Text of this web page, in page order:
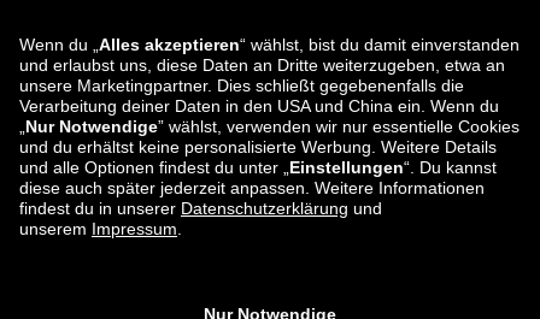
zalando-lounge.lu zalando-lounge.ee
zalando-lounge.lv zalando-lounge.no
Du findest uns
auch bei